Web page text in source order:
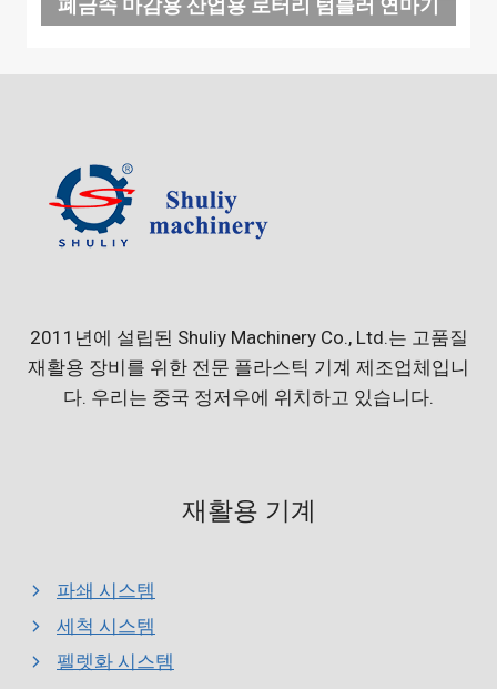
폐금속 마감용 산업용 로터리 텀블러 연마기
2011년에 설립된 Shuliy Machinery Co., Ltd.는 고품질
재활용 장비를 위한 전문 플라스틱 기계 제조업체입니
다. 우리는 중국 정저우에 위치하고 있습니다.
재활용 기계
파쇄 시스템
세척 시스템
펠렛화 시스템